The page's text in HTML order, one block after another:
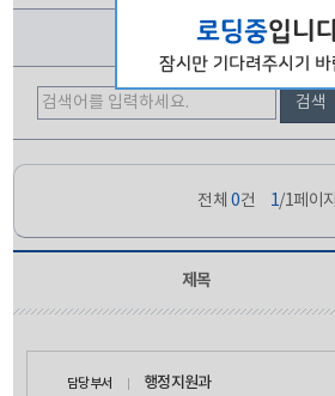
제목검색
검색
전체0건 1/1페이지
제목
담당부서 행정지원과